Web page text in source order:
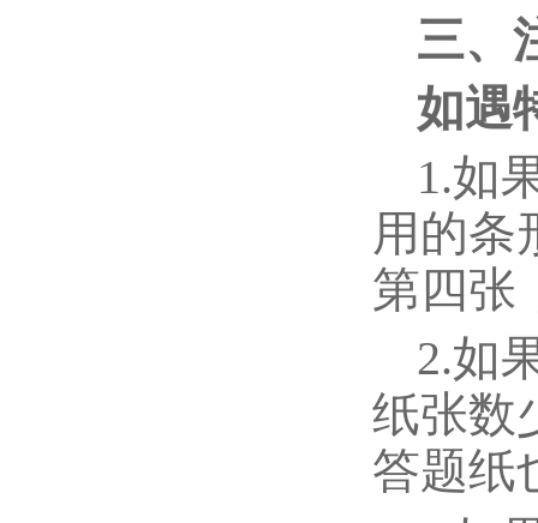
三、
如遇
1.如
用的条
第四张
2.如
纸张数
答题纸